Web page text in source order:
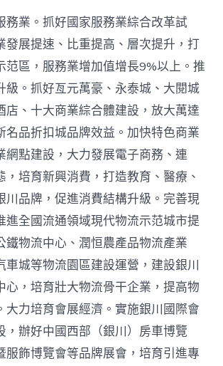
務業。抓好國家服務業綜合改革試
發展提速、比重提高、層次提升，打
范區，服務業增加值增長9%以上。推
級。抓好亙元萬豪、永泰城、大閱城
店、十大商業綜合體建設，放大萬達
名品折扣城品牌效益。加快特色商業
網點建設，大力發展電子商務、連
，培育新興消費，打造教育、醫療、
川品牌，促進消費結構升級。完善現
進全國流通領域現代物流示范城市提
鐵物流中心、潤恒農產品物流產業
車城等物流園區建設運營，建設銀川
心，培育壯大物流骨干企業，提高物
大力培育會展經濟。實施銀川國際會
，辦好中國西部（銀川）房車博覽
服飾博覽會等品牌展會，培育引進專